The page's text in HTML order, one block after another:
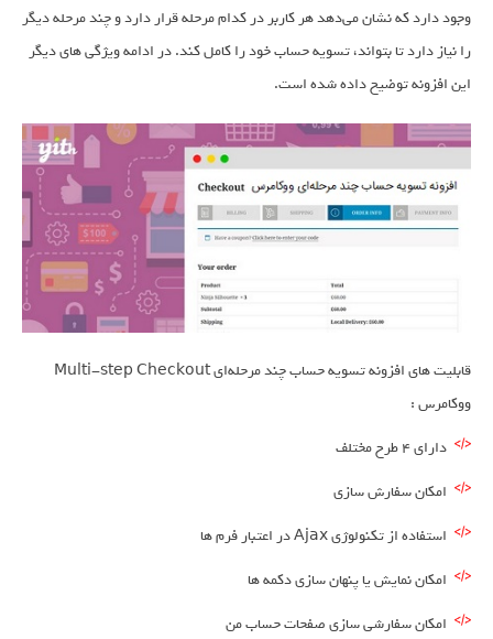
وجود دارد که نشان می‌دهد هر کاربر در کدام مرحله قرار دارد و چند مرحله دیگر
را نیاز دارد تا بتواند، تسویه حساب خود را کامل کند. در ادامه ویژگی های دیگر
این افزونه توضیح داده شده است.
قابلیت های افزونه تسویه حساب چند مرحله‌‌ای Multi-step Checkout
ووکامرس :
دارای 4 طرح مختلف
امکان سفارش سازی
استفاده از تکنولوژی Ajax در اعتبار فرم ها
امکان نمایش یا پنهان سازی دکمه ها
امکان سفارشی سازی صفحات حساب من